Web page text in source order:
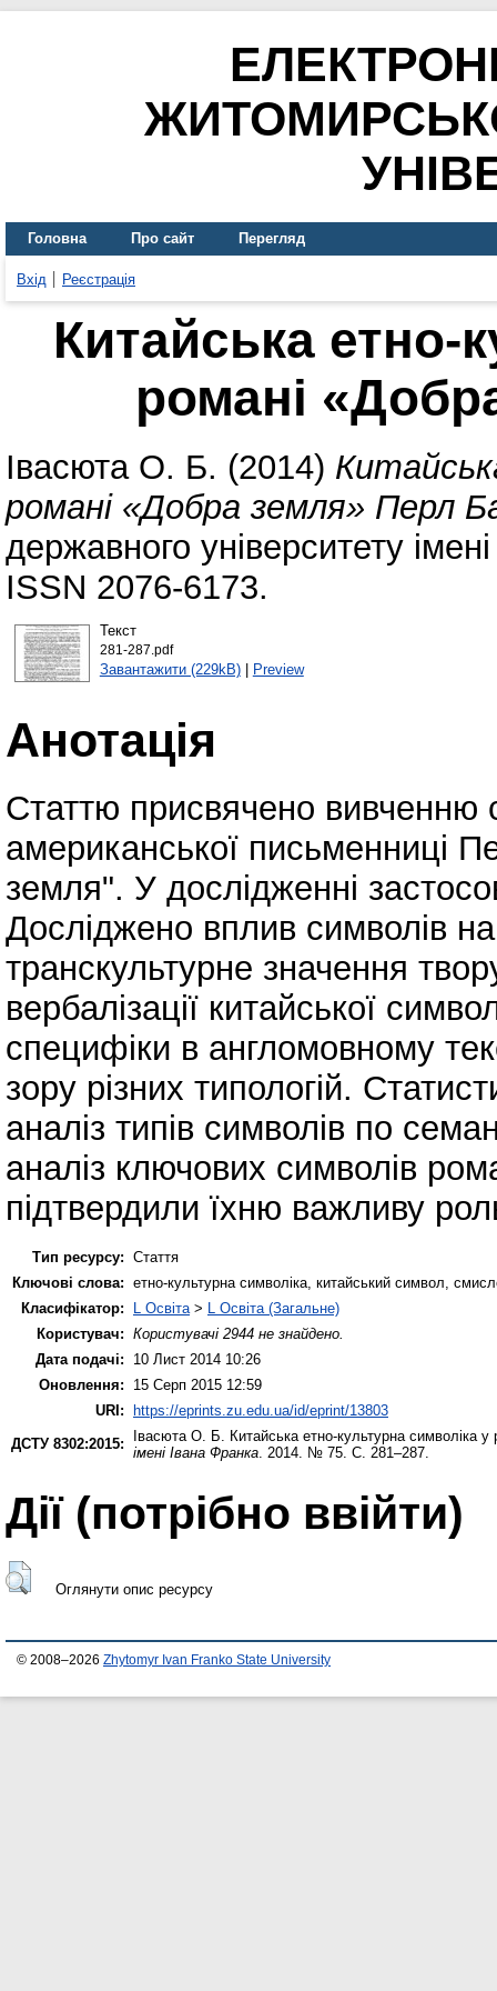
Головна Про сайт Перегляд
Вхід Реєстрація
Китайська етно-
романі
Івасюта О. Б. (2014)
романі «Добра земля» Перл
державного університету
ISSN 2076-6173.
Текст
281-287.pdf
Завантажити (229kB)| Preview
Анотація
Cтаттю присвячено вивченню
американської письменниці
земля". У дослідженні
Досліджено вплив символів на
транскультурне значення
вербалізації китайської
специфіки в англомовному
зору різних типологій.
аналіз типів символів по
аналіз ключових символів
підтвердили їхню важливу
Тип ресурсу: Стаття
Ключові слова: етно-культурна символіка, китайський символ,
Класифікатор:
L Освіта > L Освіта (Загальне)
Користувач: Користувачі 2944 не знайдено.
Дата подачі:
10 Лист 2014 10:26
Оновлення:
15 Серп 2015 12:59
URI: https://eprints.zu.edu.ua/id/eprint/13803
ДСТУ 8302:2015:
Івасюта О. Б.
Китайська етно-культурна символіка
імені Івана Франка . 2014. № 75. С. 281–287.
Дії ​​(потрібно ввійти)
Оглянути опис ресурсу
© 2008–2026 Zhytomyr Ivan Franko State University